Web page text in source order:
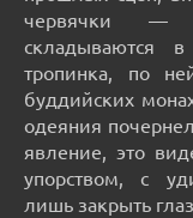
червячки —
складываются
тропинка, по
буддийских
одеяния
явление, это
упорством, с
лишь закрыть